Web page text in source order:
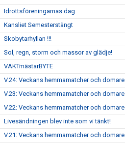
Idrottsföreningarnas dag
Kansliet Semesterstängt
Skobytarhyllan !!!
Sol, regn, storm och massor av glädje!
VAKTmästarBYTE
V.24: Veckans hemmamatcher och domare
V.23: Veckans hemmamatcher och domare
V.22: Veckans hemmamatcher och domare
Livesändningen blev inte som vi tänkt!
V.21: Veckans hemmamatcher och domare